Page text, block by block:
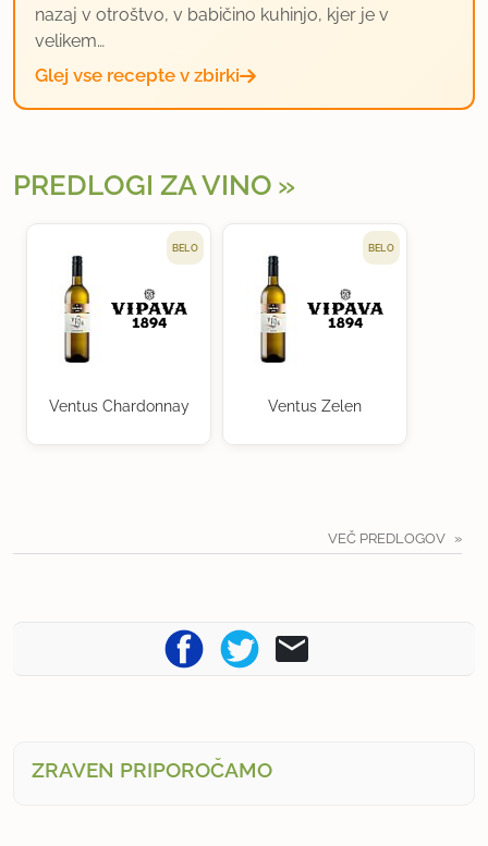
nazaj v otroštvo, v babičino kuhinjo, kjer je v
velikem…
Glej vse recepte v zbirki
PREDLOGI ZA VINO
BELO
Ventus Chardonnay
BELO
Ventus Zelen
VEČ PREDLOGOV
ZRAVEN PRIPOROČAMO